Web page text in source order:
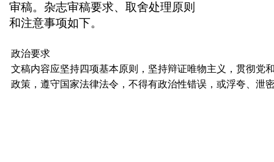
审稿。杂志审稿要求、取舍处理原则
和注意事项如下。
政治要求
文稿内容应坚持四项基本原则，坚持辩证唯物主义，贯彻党
政策，遵守国家法律法令，不得有政治性错误，或浮夸、泄